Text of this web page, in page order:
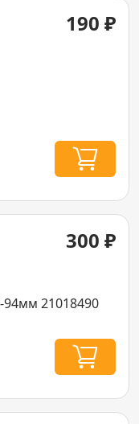
190 ₽
300 ₽
94мм 21018490